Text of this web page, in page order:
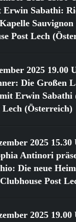
Erwin Sabathi:
Post Lech
2025 19.00
Die Großen
Erwin
Lech (Österreich)
2025 15.30
Antinori
Die neue
Post
2025 19.00